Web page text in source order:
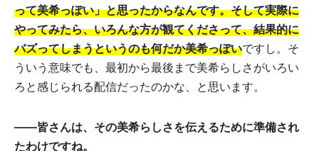
って美希っぽい」と思ったからなんです。そして実際に
やってみたら、いろんな方が観てくださって、結果的に
バズってしまうというのも何だか美希っぽいですし。そ
ういう意味でも、最初から最後まで美希らしさがいろい
ろと感じられる配信だったのかな、と思います。
――皆さんは、その美希らしさを伝えるために準備され
たわけですね。